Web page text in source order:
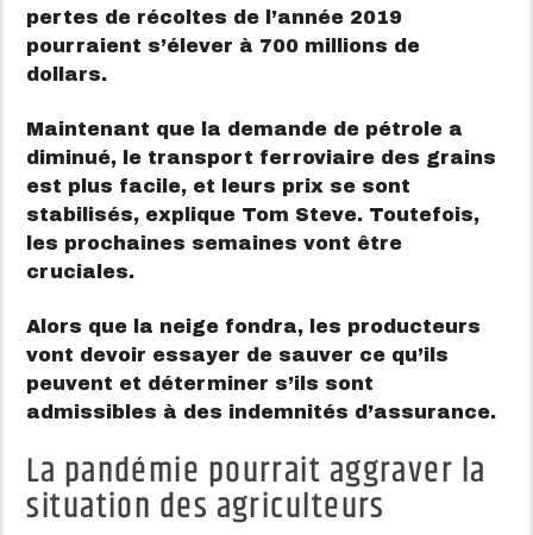
pertes de récoltes de l’année 2019
pourraient s’élever à 700 millions de
dollars.
Maintenant que la demande de pétrole a
diminué, le transport ferroviaire des grains
est plus facile, et leurs prix se sont
stabilisés, explique Tom Steve. Toutefois,
les prochaines semaines vont être
cruciales.
Alors que la neige fondra, les producteurs
vont devoir essayer de sauver ce qu’ils
peuvent et déterminer s’ils sont
admissibles à des indemnités d’assurance.
La pandémie pourrait aggraver la
situation des agriculteurs